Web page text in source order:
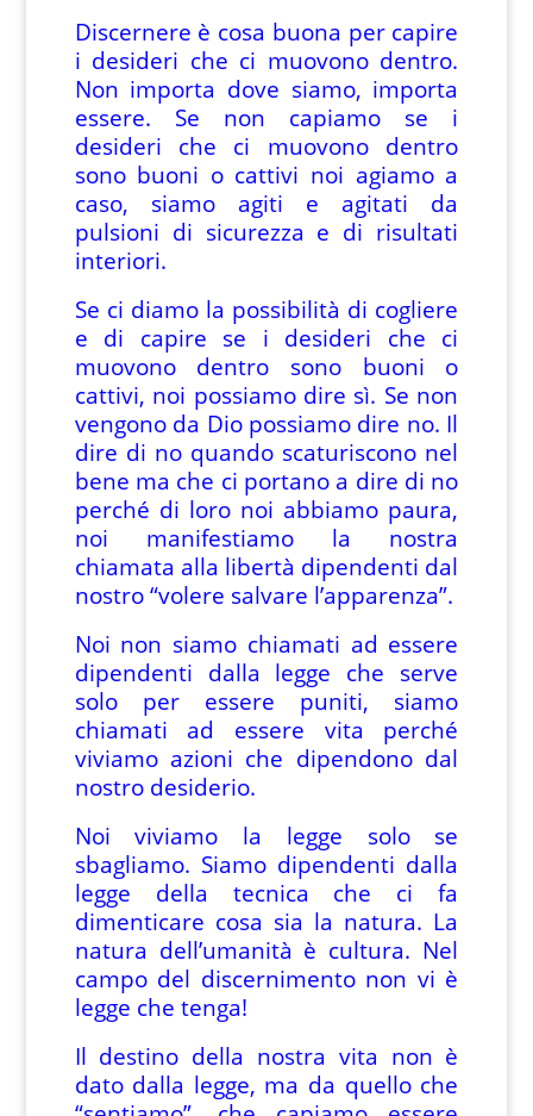
Discernere è cosa buona per capire
i desideri che ci muovono dentro.
Non importa dove siamo, importa
essere. Se non capiamo se i
desideri che ci muovono dentro
sono buoni o cattivi noi agiamo a
caso, siamo agiti e agitati da
pulsioni di sicurezza e di risultati
interiori.
Se ci diamo la possibilità di cogliere
e di capire se i desideri che ci
muovono dentro sono buoni o
cattivi, noi possiamo dire sì. Se non
vengono da Dio possiamo dire no. Il
dire di no quando scaturiscono nel
bene ma che ci portano a dire di no
perché di loro noi abbiamo paura,
noi manifestiamo la nostra
chiamata alla libertà dipendenti dal
nostro “volere salvare l’apparenza”.
Noi non siamo chiamati ad essere
dipendenti dalla legge che serve
solo per essere puniti, siamo
chiamati ad essere vita perché
viviamo azioni che dipendono dal
nostro desiderio.
Noi viviamo la legge solo se
sbagliamo. Siamo dipendenti dalla
legge della tecnica che ci fa
dimenticare cosa sia la natura. La
natura dell’umanità è cultura. Nel
campo del discernimento non vi è
legge che tenga!
Il destino della nostra vita non è
dato dalla legge, ma da quello che